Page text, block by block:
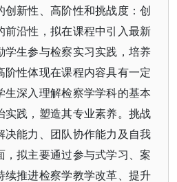
创新性、高阶性和挑战度：创
前沿性，拟在课程中引入最新
学生参与检察实习实践，培养
阶性体现在课程内容具有一定
生深入理解检察学学科的基本
实践，塑造其专业素养。挑战
决能力、团队协作能力及自我
，拟主要通过参与式学习、案
续推进检察学教学改革、提升